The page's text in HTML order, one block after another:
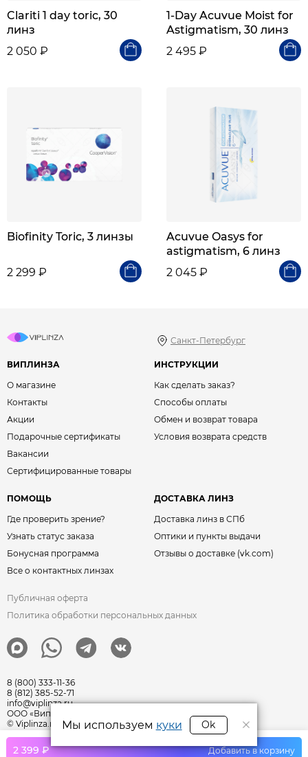
2 399 ₽ Добавить в корзину
Clariti 1 day toric, 30
линз
2 050 ₽
1-Day Acuvue Moist for
Astigmatism, 30 линз
2 495 ₽
Biofinity Toric, 3 линзы
2 299 ₽
Acuvue Oasys for
astigmatism, 6 линз
2 045 ₽
Санкт-Петербург
ВИПЛИНЗА
О магазине
Контакты
Акции
Подарочные сертификаты
Вакансии
Сертифицированные товары
ИНСТРУКЦИИ
Как сделать заказ?
Способы оплаты
Обмен и возврат товара
Условия возврата средств
ПОМОЩЬ
Где проверить зрение?
Узнать статус заказа
Бонусная программа
Все о контактных линзах
ДОСТАВКА ЛИНЗ
Доставка линз в СПб
Оптики и пункты выдачи
Отзывы о доставке (vk.com)
Публичная оферта
Политика обработки персональных данных
8 (800) 333-11-36
8 (812) 385-52-71
info@viplinza.ru
ООО «Виплинза» ОГРН: 1217800011351
© Viplinza.ru 2009—2026 г
Мы используем куки Ok